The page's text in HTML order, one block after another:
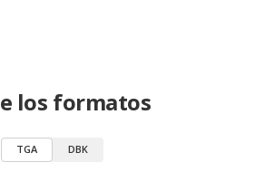
los formatos
TGA DBK